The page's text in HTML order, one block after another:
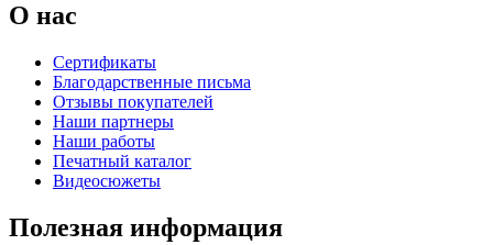
О нас
Сертификаты
Благодарственные письма
Отзывы покупателей
Наши партнеры
Наши работы
Печатный каталог
Видеосюжеты
Полезная информация